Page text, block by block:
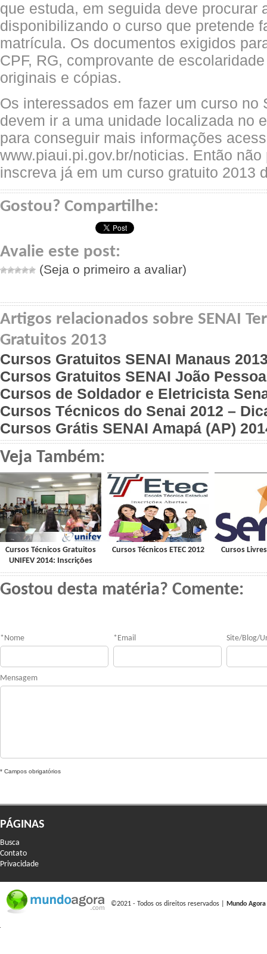
que estuda, em seguida deve procurar
disponibilizando o curso que pretende
matrícula. Os documentos exigidos
CPF, RG, comprovante de
originais e cópias.
Os interessados em fazer um curso no
devem ir a uma unidade localizada no
para conseguir mais informações
www.piaui.pi.gov.br/noticias. Então
inscreva já em um curso gratuito 2013
Gostou? Compartilhe:
Avalie este post:
(Seja o primeiro a avaliar)
Artigos relacionados sobre SENAI
Gratuitos 2013
Cursos Gratuitos SENAI Manaus
Cursos Gratuitos SENAI João
Cursos de Soldador e Eletricista
Cursos Técnicos do Senai 2012 –
Cursos Grátis SENAI Amapá (AP)
Veja Também:
Cursos Técnicos Gratuitos
UNIFEV 2014: Inscrições
Cursos Técnicos ETEC 2012 Cursos
Gostou desta matéria? Comente:
* Nome * Email Site/Blog/
Mensagem
* Campos obrigatórios
PÁGINAS
Busca
Contato
Privacidade
©2021 - Todos os direitos reservados | Mundo Agora